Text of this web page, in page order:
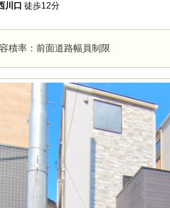
川口 徒歩12分
積率：前面道路幅員制限